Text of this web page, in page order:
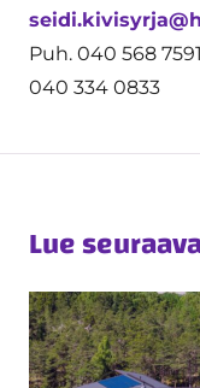
Puh. 040 568
040 334 0833
Lue